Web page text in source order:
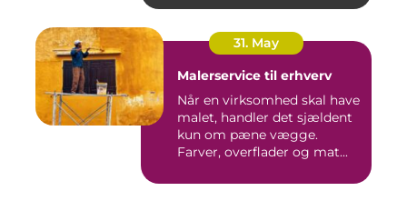
31. May
Malerservice til erhverv
Når en virksomhed skal have
malet, handler det sjældent
kun om pæne vægge.
Farver, overflader og mat...